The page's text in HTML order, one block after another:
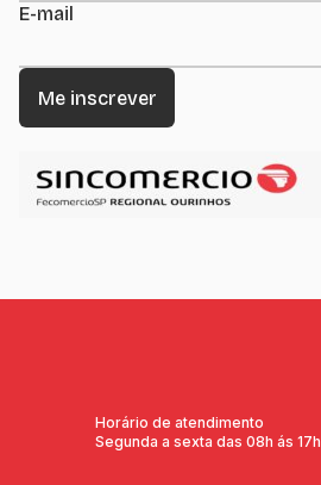
E-mail
Horário de atendimento
Segunda a sexta das 08h ás 17h